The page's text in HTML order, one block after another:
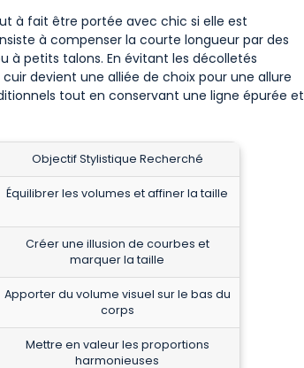
à fait être portée avec chic si elle est
à compenser la courte longueur par des
à petits talons. En évitant les décolletés
devient une alliée de choix pour une allure
tout en conservant une ligne épurée et
Objectif Stylistique Recherché
Équilibrer les volumes et affiner la taille
Créer une illusion de courbes et
marquer la taille
Apporter du volume visuel sur le bas du
corps
Mettre en valeur les proportions
harmonieuses